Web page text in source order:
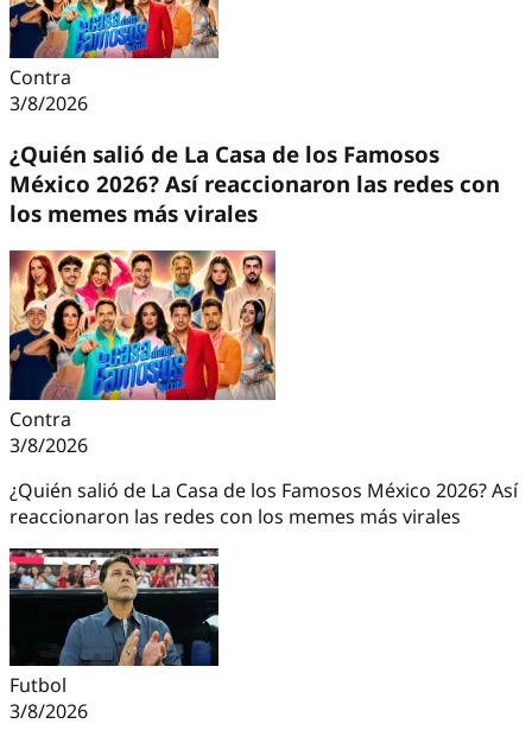
Contra
3/8/2026
¿Quién salió de La Casa de los Famosos
México 2026? Así reaccionaron las redes con
los memes más virales
Contra
3/8/2026
¿Quién salió de La Casa de los Famosos México 2026? Así
reaccionaron las redes con los memes más virales
Futbol
3/8/2026